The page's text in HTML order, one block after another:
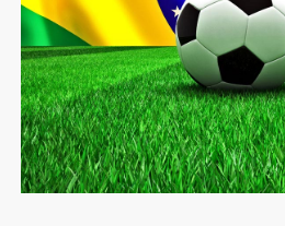
址
和
电
话